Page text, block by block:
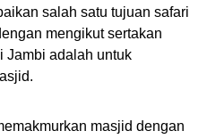
salah satu tujuan safari
mengikut sertakan
Jambi adalah untuk
masjid dengan